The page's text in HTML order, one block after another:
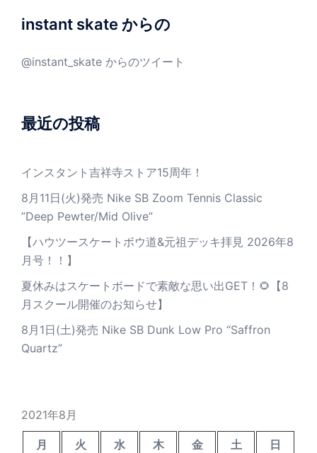
instant skate からの
@instant_skate からのツイート
最近の投稿
インスタント吉祥寺ストア15周年！
8月11日(火)発売 Nike SB Zoom Tennis Classic
”Deep Pewter/Mid Olive”
【ハウツースケートボウ道&元祖デッキ拝見 2026年8
月号！！】
夏休みはスケートボードで素敵な思い出GET！🌻【8
月スクール開催のお知らせ】
8月1日(土)発売 Nike SB Dunk Low Pro “Saffron
Quartz”
2021年8月
月 火 水 木 金 土
日